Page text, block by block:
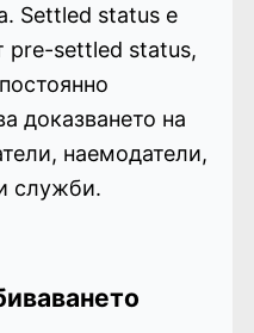
Settled status е
pre-settled status,
доказването на
наемодатели,
служби.